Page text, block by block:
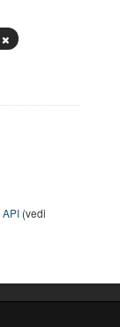
API (vedi